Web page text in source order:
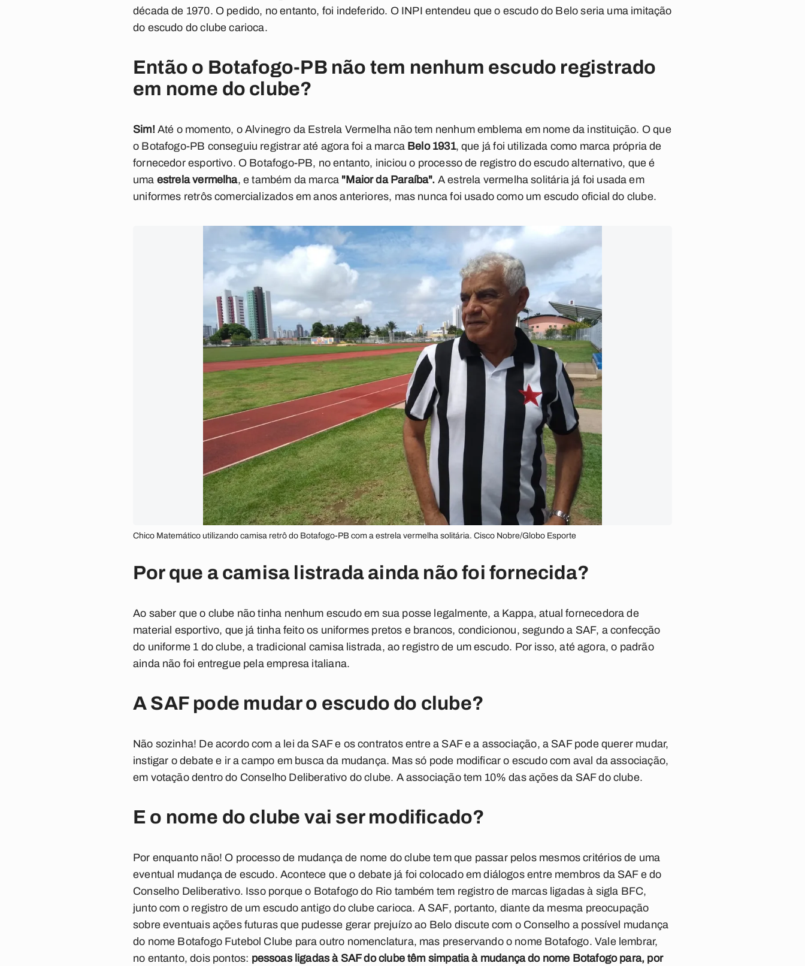
década de 1970. O pedido, no entanto, foi indeferido. O INPI entendeu que o escudo do Belo seria uma imitação
do escudo do clube carioca.
Então o Botafogo-PB não tem nenhum escudo registrado
em nome do clube?
Sim! Até o momento, o Alvinegro da Estrela Vermelha não tem nenhum emblema em nome da instituição. O que
o Botafogo-PB conseguiu registrar até agora foi a marca Belo 1931, que já foi utilizada como marca própria de
fornecedor esportivo. O Botafogo-PB, no entanto, iniciou o processo de registro do escudo alternativo, que é
uma estrela vermelha, e também da marca "Maior da Paraíba". A estrela vermelha solitária já foi usada em
uniformes retrôs comercializados em anos anteriores, mas nunca foi usado como um escudo oficial do clube.
Chico Matemático utilizando camisa retrô do Botafogo-PB com a estrela vermelha solitária. Cisco Nobre/Globo Esporte
Por que a camisa listrada ainda não foi fornecida?
Ao saber que o clube não tinha nenhum escudo em sua posse legalmente, a Kappa, atual fornecedora de
material esportivo, que já tinha feito os uniformes pretos e brancos, condicionou, segundo a SAF, a confecção
do uniforme 1 do clube, a tradicional camisa listrada, ao registro de um escudo. Por isso, até agora, o padrão
ainda não foi entregue pela empresa italiana.
A SAF pode mudar o escudo do clube?
Não sozinha! De acordo com a lei da SAF e os contratos entre a SAF e a associação, a SAF pode querer mudar,
instigar o debate e ir a campo em busca da mudança. Mas só pode modificar o escudo com aval da associação,
em votação dentro do Conselho Deliberativo do clube. A associação tem 10% das ações da SAF do clube.
E o nome do clube vai ser modificado?
Por enquanto não! O processo de mudança de nome do clube tem que passar pelos mesmos critérios de uma
eventual mudança de escudo. Acontece que o debate já foi colocado em diálogos entre membros da SAF e do
Conselho Deliberativo. Isso porque o Botafogo do Rio também tem registro de marcas ligadas à sigla BFC,
junto com o registro de um escudo antigo do clube carioca. A SAF, portanto, diante da mesma preocupação
sobre eventuais ações futuras que pudesse gerar prejuízo ao Belo discute com o Conselho a possível mudança
do nome Botafogo Futebol Clube para outro nomenclatura, mas preservando o nome Botafogo. Vale lembrar,
no entanto, dois pontos: pessoas ligadas à SAF do clube têm simpatia à mudança do nome Botafogo para, por